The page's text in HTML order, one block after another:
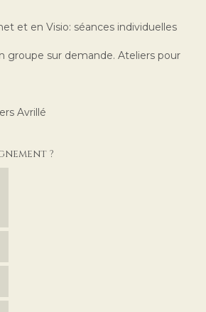
et en Visio: séances individuelles
groupe sur demande. Ateliers pour
Avrillé
?